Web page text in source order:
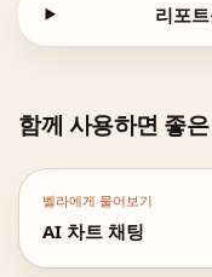
리포
함께 사용하면 좋
벨라에게 물어보기
AI 차트 채팅